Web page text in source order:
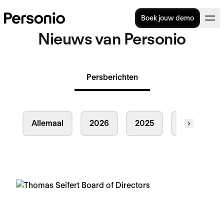
Boek jouw demo
Nieuws van Personio
Persberichten
Allemaal 2026 2025 2024